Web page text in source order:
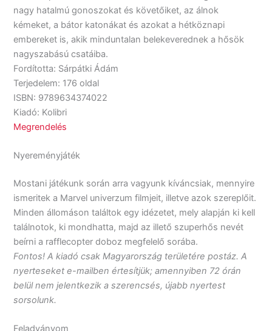
nagy hatalmú gonoszokat és követőiket, az álnok
kémeket, a bátor katonákat és azokat a hétköznapi
embereket is, akik minduntalan belekeverednek a hősök
nagyszabású csatáiba.
Fordította: Sárpátki Ádám
Terjedelem: 176 oldal
ISBN: 9789634374022
Kiadó: Kolibri
Megrendelés
Nyereményjáték
Mostani játékunk során arra vagyunk kíváncsiak, mennyire
ismeritek a Marvel univerzum filmjeit, illetve azok szereplőit.
Minden állomáson találtok egy idézetet, mely alapján ki kell
találnotok, ki mondhatta, majd az illető szuperhős nevét
beírni a rafflecopter doboz megfelelő sorába.
Fontos! A kiadó csak Magyarország területére postáz. A
nyerteseket e-mailben értesítjük; amennyiben 72 órán
belül nem jelentkezik a szerencsés, újabb nyertest
sorsolunk.